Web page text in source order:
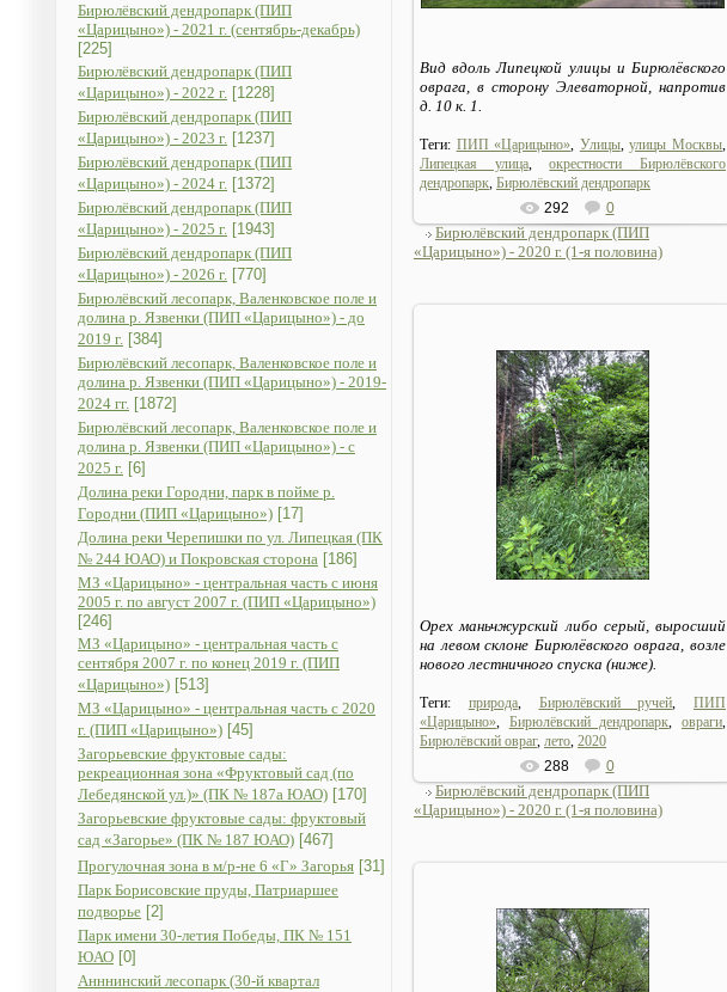
Бирюлёвский дендропарк (ПИП
«Царицыно») - 2021 г. (сентябрь-декабрь)
[225]
Бирюлёвский дендропарк (ПИП
«Царицыно») - 2022 г. [1228]
Бирюлёвский дендропарк (ПИП
«Царицыно») - 2023 г. [1237]
Бирюлёвский дендропарк (ПИП
«Царицыно») - 2024 г. [1372]
Бирюлёвский дендропарк (ПИП
«Царицыно») - 2025 г. [1943]
Бирюлёвский дендропарк (ПИП
«Царицыно») - 2026 г. [770]
Бирюлёвский лесопарк, Валенковское поле и
долина р. Язвенки (ПИП «Царицыно») - до
2019 г. [384]
Бирюлёвский лесопарк, Валенковское поле и
долина р. Язвенки (ПИП «Царицыно») - 2019-
2024 гг. [1872]
Бирюлёвский лесопарк, Валенковское поле и
долина р. Язвенки (ПИП «Царицыно») - с
2025 г. [6]
Долина реки Городни, парк в пойме р.
Городни (ПИП «Царицыно») [17]
Долина реки Черепишки по ул. Липецкая (ПК
№ 244 ЮАО) и Покровская сторона [186]
МЗ «Царицыно» - центральная часть с июня
2005 г. по август 2007 г. (ПИП «Царицыно»)
[246]
МЗ «Царицыно» - центральная часть с
сентября 2007 г. по конец 2019 г. (ПИП
«Царицыно») [513]
МЗ «Царицыно» - центральная часть с 2020
г. (ПИП «Царицыно») [45]
Загорьевские фруктовые сады:
рекреационная зона «Фруктовый сад (по
Лебедянской ул.)» (ПК № 187а ЮАО) [170]
Загорьевские фруктовые сады: фруктовый
сад «Загорье» (ПК № 187 ЮАО) [467]
Прогулочная зона в м/р-не 6 «Г» Загорья [31]
Парк Борисовские пруды, Патриаршее
подворье [2]
Парк имени 30-летия Победы, ПК № 151
ЮАО [0]
Анннинский лесопарк (30-й квартал
Вид вдоль Липецкой улицы и Бирюлёвского
оврага, в сторону Элеваторной, напротив
д. 10 к. 1.
Теги: ПИП «Царицыно», Улицы,улицы Москвы,
Липецкая улица,окрестности Бирюлёвского
дендропарк, Бирюлёвский дендропарк
292
0
Бирюлёвский дендропарк (ПИП
«Царицыно») - 2020 г. (1-я половина)
06.07.2020
Sirius_MSK
Орех маньчжурский либо серый, выросший
на левом склоне Бирюлёвского оврага, возле
нового лестничного спуска (ниже).
Теги: природа, Бирюлёвский ручей, ПИП
«Царицыно», Бирюлёвский дендропарк,овраги,
Бирюлёвский овраг, лето, 2020
288
0
Бирюлёвский дендропарк (ПИП
«Царицыно») - 2020 г. (1-я половина)